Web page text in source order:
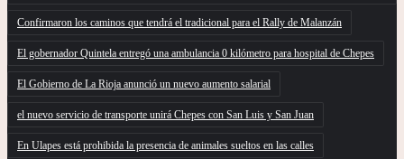
Confirmaron los caminos que tendrá el tradicional para el Rally de Malanzán
El gobernador Quintela entregó una ambulancia 0 kilómetro para hospital de Chepes
El Gobierno de La Rioja anunció un nuevo aumento salarial
el nuevo servicio de transporte unirá Chepes con San Luis y San Juan
En Ulapes está prohibida la presencia de animales sueltos en las calles